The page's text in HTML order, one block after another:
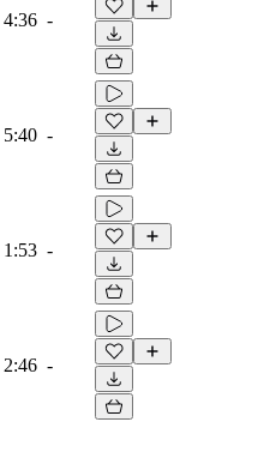
4:36 -
5:40 -
1:53 -
2:46 -